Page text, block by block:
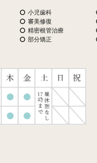
小児歯科
審美修復
精密根管治療
部分矯正